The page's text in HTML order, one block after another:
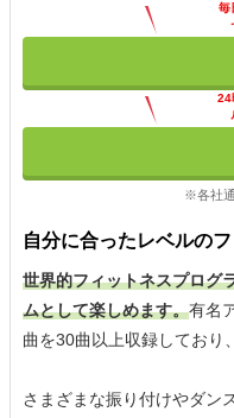
毎
24
※各社
自分に合ったレベルの
世界的フィットネスプログ
ムとして楽しめます。有名
曲を30曲以上収録しており
さまざまな振り付けやダン